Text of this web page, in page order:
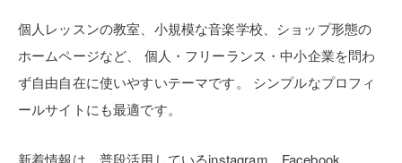
個人レッスンの教室、小規模な音楽学校、ショップ形態の
ホームページなど、
個人・フリーランス・中小企業を問わ
ず自由自在に使いやすいテーマです。
シンプルなプロフィ
ールサイトにも最適です。
新着情報は、普段活用しているinstagram、Facebook、